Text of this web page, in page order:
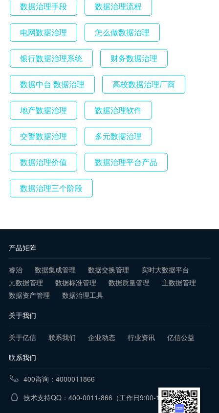
数据治理手段 数据治理流程
电网数据治理 怎么做数据治理
银行数据治理系统 财务数据治理
数据中台 数据治理 高校数据治理厂商
地产数据治理 数据治理软件
交警数据治理 多元数据治理
数据治理价值 数据治理平台产品
数据治理三个阶段
产品矩阵
睿治 数据集成管理 数据交换管理
实时大数据平台
元数据管理
数据标准管理 数据质量管理
主数据管理
数据资产管理
数据治理工具
关于我们
关于亿信 联系我们 企业动态 行业资讯 亿信公益
联系我们
400咨询：4000011866
技术支持QQ：400-0011-866 （工作日9:00-18:00）